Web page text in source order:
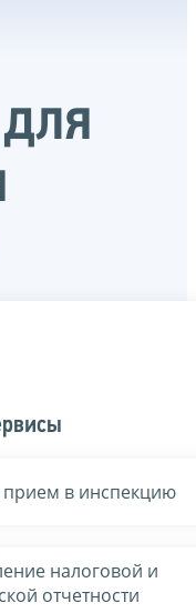
прием в инспекцию
налоговой и
отчетности